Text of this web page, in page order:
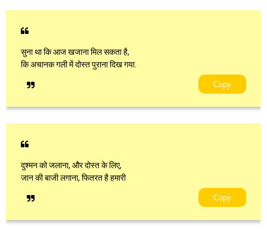
सुना था कि आज खजाना मिल सकता है,
कि अचानक गली में दोस्त पुराना दिख गया.
Copy
दुश्मन को जलाना, और दोस्त के लिए,
जान की बाजी लगाना, फितरत है हमारी
Copy